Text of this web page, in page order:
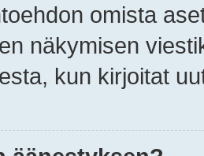
omista
näkymisen
kun kirjoitat